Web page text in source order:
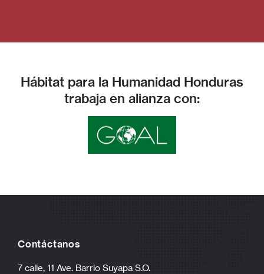
Hábitat para la Humanidad Honduras
trabaja en alianza con:
Contáctanos
7 calle, 11 Ave. Barrio Suyapa S.O.